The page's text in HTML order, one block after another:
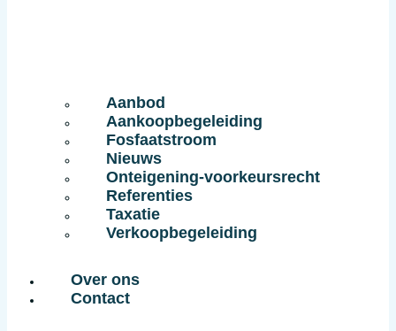
Aanbod
Aankoopbegeleiding
Fosfaatstroom
Nieuws
Onteigening-voorkeursrecht
Referenties
Taxatie
Verkoopbegeleiding
Over ons
Contact